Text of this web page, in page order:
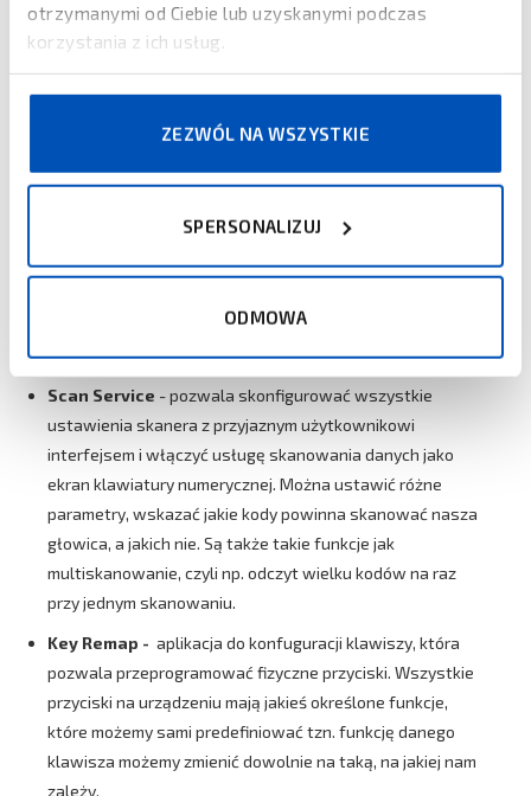
otrzymanymi od Ciebie lub uzyskanymi podczas
korzystania z ich usług.
ZEZWÓL NA WSZYSTKIE
SPERSONALIZUJ
ODMOWA
wyodrębnić plik zip.
UNote- prosty edyter tekstu. Można go użyć m.in. do
zapisywania zeskanowanych kodów kreskowych,
rozwiązywania problemów.
Startup -umożliwia automatyczne uruchamianie
pozwala uruchomić aplikację bezpośrednio po restarcie
urządzenia lub wraz z jego ponownym uruchomieniem.
uruchamiane autoamatycznie, a nawet ustalić kolejność
ich odpalania.
Scan Service - pozwala skonfigurować wszystkie
ustawienia skanera z przyjaznym użytkownikowi
interfejsem i włączyć usługę skanowania danych jako
ekran klawiatury numerycznej. Można ustawić różne
parametry, wskazać jakie kody powinna skanować nasza
głowica, a jakich nie. Są także takie funkcje jak
multiskanowanie, czyli np. odczyt wielku kodów na raz
przy jednym skanowaniu.
Key Remap - aplikacja do konfuguracji klawiszy, która
pozwala przeprogramować fizyczne przyciski. Wszystkie
przyciski na urządzeniu mają jakieś określone funkcje,
które możemy sami predefiniować tzn. funkcję danego
klawisza możemy zmienić dowolnie na taką, na jakiej nam
zależy.